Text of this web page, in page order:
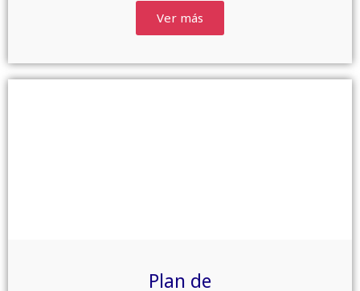
Ver más
Plan de